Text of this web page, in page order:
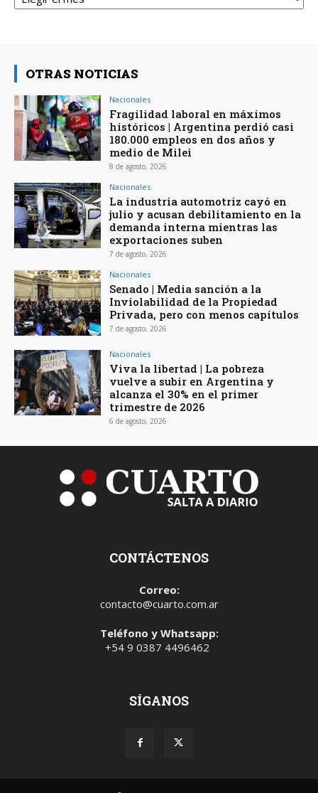
OTRAS NOTICIAS
Nacionales
Fragilidad laboral en máximos
históricos | Argentina perdió casi
180.000 empleos en dos años y
medio de Milei
8 de agosto, 2026
Nacionales
La industria automotriz cayó en
julio y acusan debilitamiento en la
demanda interna mientras las
exportaciones suben
7 de agosto, 2026
Nacionales
Senado | Media sanción a la
Inviolabilidad de la Propiedad
Privada, pero con menos capítulos
7 de agosto, 2026
Nacionales
Viva la libertad | La pobreza
vuelve a subir en Argentina y
alcanza el 30% en el primer
trimestre de 2026
6 de agosto, 2026
CONTÁCTENOS
Correo:
contacto@cuarto.com.ar
Teléfono y Whatsapp:
+54 9 0387 4496462
SÍGANOS